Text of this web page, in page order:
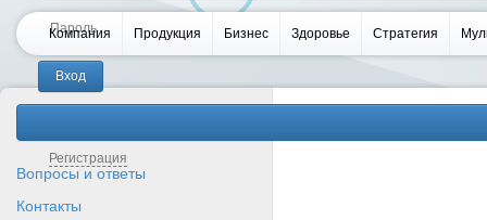
Регистрация
Компания Продукция Бизнес Здоровье Стратегия
Вопросы и ответы
Контакты